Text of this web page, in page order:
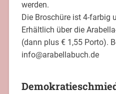
werden.
Die Broschüre ist 4-farbig
Erhältlich über die
(dann plus € 1,55 Porto).
info@arabellabuch.de